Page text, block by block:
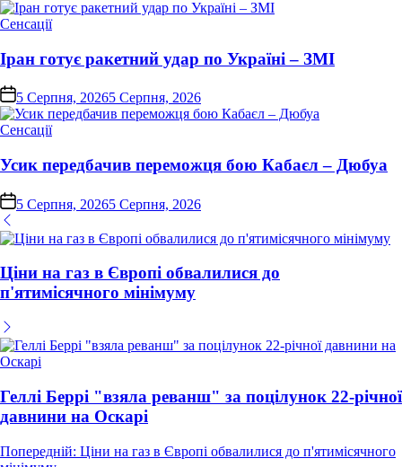
Опублікувати
Сенсації
Іран готує ракетний удар по Україні – ЗМІ
on 5 Серпня, 20265 Серпня, 2026
Опублікувати
Сенсації
Усик передбачив переможця бою Кабаєл – Дюбуа
on 5 Серпня, 20265 Серпня, 2026
Ціни на газ в Європі обвалилися до
п'ятимісячного мінімуму
Геллі Беррі "взяла реванш" за поцілунок 22-річної
давнини на Оскарі
Навігація
Попередній: Ціни на газ в Європі обвалилися до п'ятимісячного